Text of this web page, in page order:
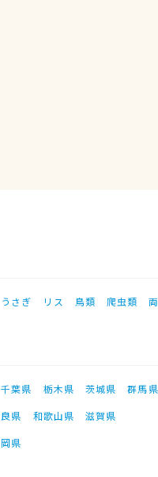
うさぎ リス 鳥類 爬虫類
千葉県 栃木県 茨城県
群馬県
県 和歌山県
滋賀県
県